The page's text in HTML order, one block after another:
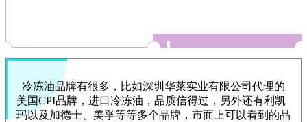
冷冻油品牌有很多，比如深圳华莱实业有限公司代理的
美国CPI品牌，进口冷冻油，品质信得过，另外还有利凯
玛以及加德士、美孚等等多个品牌，市面上可以看到的品